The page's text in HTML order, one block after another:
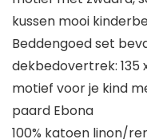
kussen mooi
Beddengoed set
dekbedovertrek: 135
motief voor je kind
paard Ebona
100% katoen linon/